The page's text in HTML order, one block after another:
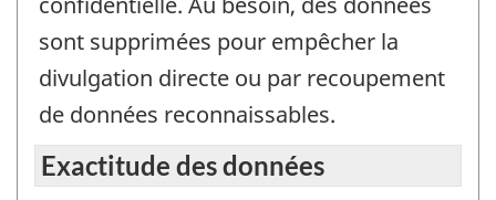
sont supprimées pour empêcher la
divulgation directe ou par recoupement
de données reconnaissables.
Exactitude des données